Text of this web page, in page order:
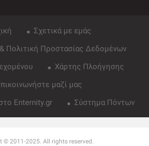
Σχετικά με εμάς
Πολιτική Προστασίας Δεδομένων
Χάρτης Πλοήγησης
μαζί μας
Enternity.gr
Σύστημα Πόντων
© 2011-2025. All rights reserved.